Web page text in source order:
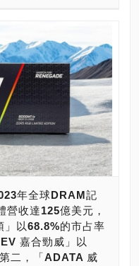
R-DIMM八記憶體通
通道達成逼近300GB/s
讓我們來揭開它神祕的
、固態硬碟、隨身碟與
門的新手，還是經驗老
不認識Kingston金士
年，中文名字叫金
川（John Tu）和孫大
橘郡創立。Kingston
，截至今日，以卓越
客戶服務打造壓倒性
全球通路SSD出貨冠
記憶體市場，成為獨
軍！ 台灣市場的話，
，進入了全新的非二進
，微星科技用的，就
記憶體模組」。海盜船
二進制記憶體模組的業
式量產出貨的記憶體模
體模組的話，目前記憶
力士）、SpecTek（事
記憶體模組品牌目前
海盜船）、
（十銓）、
（威剛）、
Silicon Power（廣
頓）、PATRIOT（博
、Crucial（美光）與
），套裝容量從
AI PC，用在
人工智慧），加速AI
練）與Inference（推
配高效能大容量記憶體
AMD戰鬥力爆表的64
Threadripper
TRX50平台，來看
D主機板，來開箱實測
Renegade Pro
R-DIMM套裝(16GB
道擁有逼近200GB/s
們來揭開它神祕的面
固態硬碟、隨身碟與記
新手，還是經驗老道
於今日宣布推出首款
超頻記憶體，最高速
容量達32GB，輕鬆
量擴充挑戰，協助高性
系統效能，更快速處理
推動蓬勃興盛的AI運算
存時脈驅動器
RCD)，具有高速與
更穩定；而AICORE R-
速與穩定而生，適用
運算、3D渲染繪圖及
目，為在意實時數據
士、資料科學專家或影
效率，快速完成各種
R-DIMM超頻記憶
年全球DRAM記
營收達125億美元，
」以68.8%的市占率
嘉合勁威」以
二，「ADATA 威